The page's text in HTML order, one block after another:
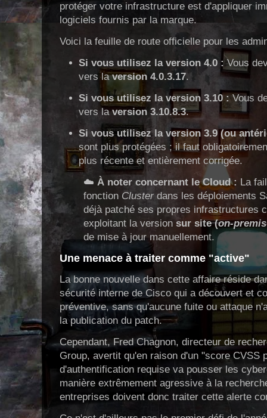
protéger votre infrastructure est d'appliquer
logiciels fournis par la marque.
Voici la feuille de route officielle pour les
Si vous utilisez la version 4.0 :Vous
vers laversion 4.0.3.17.
Si vous utilisez la version 3.10 :Vous
vers laversion 3.10.8.3.
Si vous utilisez la version 3.9 (ou
sont plus protégées ; il faut
plus récente et entièrement corrigée.
☁️ À noter concernant le Cloud : La
fonction Cluster dans les déploiements
déjà patché ses propres infrastructures
exploitant la version sur site (on-
de mise à jour manuellement.
Une menace à traiter comme "active"
La bonne nouvelle dans cette affaire réside
sécurité interne de Cisco qui a découvert et
préventive, sans qu'aucune fuite ou attaque
la publication du patch.
Cependant, Fred Chagnon, directeur de
Group, avertit qu'en raison d'un "score CVSS
d'authentification requise va pousser les
manière extrêmement agressive à la
entreprises doivent donc traiter cette alerte